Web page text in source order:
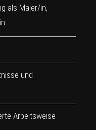
als Maler/in,
und
Arbeitsweise